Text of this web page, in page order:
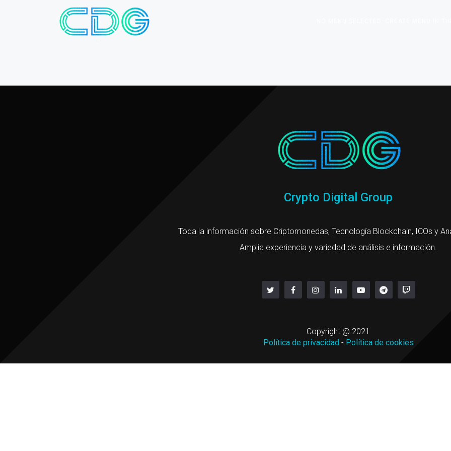
Crypto Digital Group
Toda la información sobre Criptomonedas, Tecnología Blockchain, ICOs y
Amplia experiencia y variedad de análisis e información.
Copyright @ 2021
Política de privacidad- Política de cookies